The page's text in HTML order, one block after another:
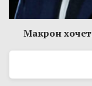
Макрон